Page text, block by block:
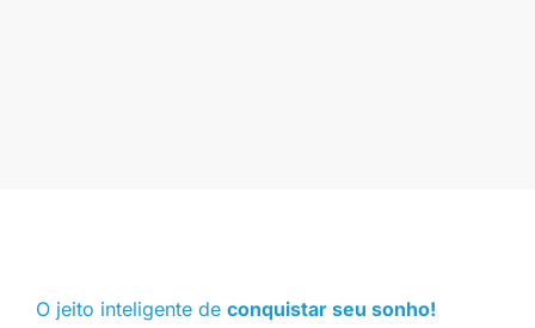
O jeito inteligente de conquistar seu sonho!